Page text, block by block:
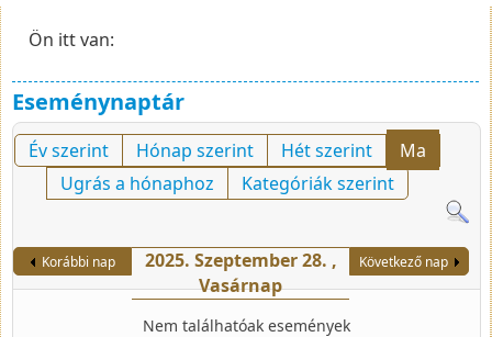
Ön itt van:
Eseménynaptár
Év szerint Hónap szerint Hét szerint
Ma
Ugrás a hónaphoz
Kategóriák szerint
Korábbi nap
2025. Szeptember 28. ,
Vasárnap
Következő nap
Nem találhatóak események